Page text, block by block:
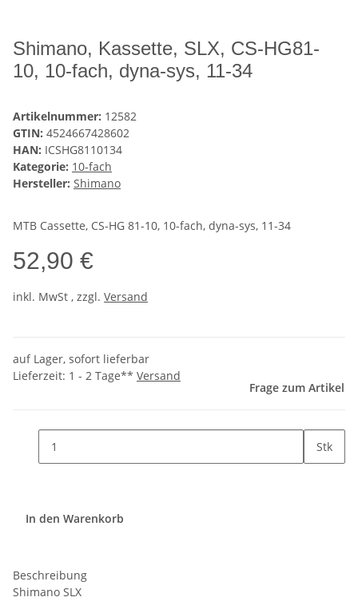
Shimano, Kassette, SLX, CS-HG81-
10, 10-fach, dyna-sys, 11-34
Artikelnummer: 12582
GTIN: 4524667428602
HAN: ICSHG8110134
Kategorie: 10-fach
Hersteller: Shimano
MTB Cassette, CS-HG 81-10, 10-fach, dyna-sys, 11-34
52,90 €
inkl. MwSt , zzgl. Versand
auf Lager, sofort lieferbar
Lieferzeit: 1 - 2 Tage** Versand
Frage zum Artikel
Stk
In den Warenkorb
Beschreibung
Shimano SLX